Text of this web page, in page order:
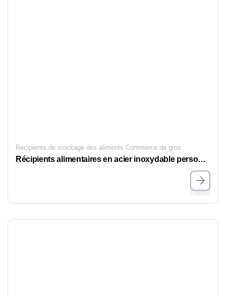
Récipients de stockage des aliments Commerce de gros
Récipients alimentaires en acier inoxydable personnalisés : Impression du logo et conception de l'emballage pour les conteneurs alimentaires en vrac